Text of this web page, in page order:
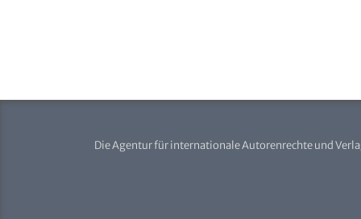
Die Agentur für internationale Autorenrechte und